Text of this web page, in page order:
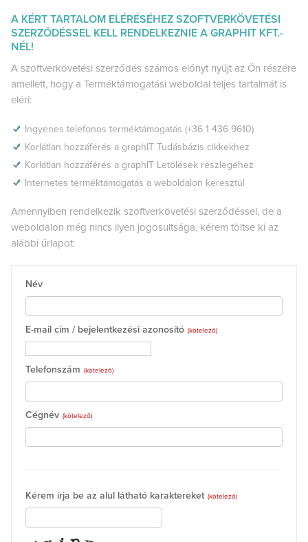
A KÉRT TARTALOM ELÉRÉSÉHEZ SZOFTVERKÖVETÉSI
SZERZŐDÉSSEL KELL RENDELKEZNIE A GRAPHIT KFT.-
NÉL!
A szoftverkövetési szerződés számos előnyt nyújt az Ön részére
amellett, hogy a Terméktámogatási weboldal teljes tartalmát is
eléri:
Ingyenes telefonos terméktámogatás (+36 1 436 9610)
Korlátlan hozzáférés a graphIT Tudásbázis cikkekhez
Korlátlan hozzáférés a graphIT Letölések részlegéhez
Internetes terméktámogatás a weboldalon keresztül
Amennyiben rendelkezik szoftverkövetési szerződéssel, de a
weboldalon még nincs ilyen jogosultsága, kérem töltse ki az
alábbi űrlapot:
Név
E-mail cím / bejelentkezési azonosító (kötelező)
Telefonszám (kötelező)
Cégnév (kötelező)
Kérem írja be az alul látható karaktereket (kötelező)